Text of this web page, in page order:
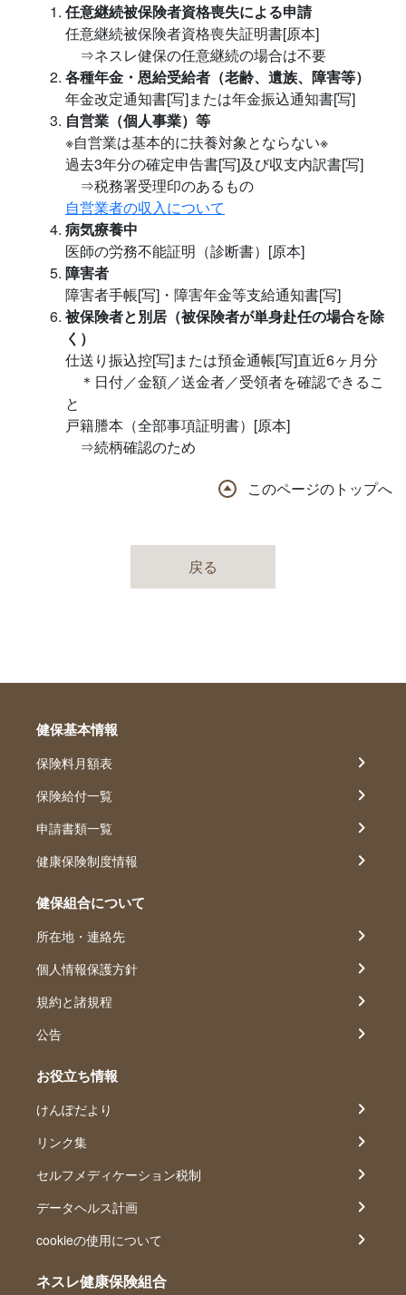
任意継続被保険者資格喪失による申請
任意継続被保険者資格喪失証明書[原本]
⇒ネスレ健保の任意継続の場合は不要
各種年金・恩給受給者（老齢、遺族、障害等）
年金改定通知書[写]または年金振込通知書[写]
自営業（個人事業）等
※自営業は基本的に扶養対象とならない※
過去3年分の確定申告書[写]及び収支内訳書[写]
⇒税務署受理印のあるもの
自営業者の収入について
病気療養中
医師の労務不能証明（診断書）[原本]
障害者
障害者手帳[写]・障害年金等支給通知書[写]
被保険者と別居（被保険者が単身赴任の場合を除
く）
仕送り振込控[写]または預金通帳[写]直近6ヶ月分
＊日付／金額／送金者／受領者を確認できるこ
と
戸籍謄本（全部事項証明書）[原本]
⇒続柄確認のため
このページのトップへ
戻る
健保基本情報
保険料月額表
保険給付一覧
申請書類一覧
健康保険制度情報
健保組合について
所在地・連絡先
個人情報保護方針
規約と諸規程
公告
お役立ち情報
けんぽだより
リンク集
セルフメディケーション税制
データヘルス計画
cookieの使用について
ネスレ健康保険組合